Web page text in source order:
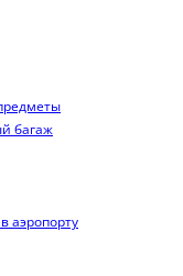
багаж
аэропорту